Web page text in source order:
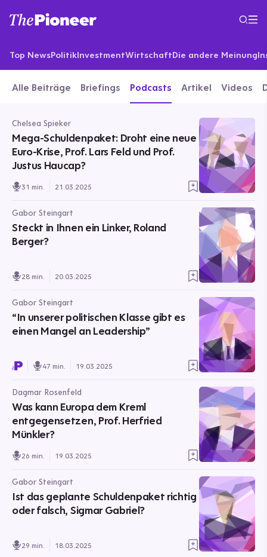
Top NewsPolitikInvestmentWirtschaftDie andere Meinung
Alle Beiträge Briefings Podcasts Artikel Videos
Chelsea Spieker
Mega-Schuldenpaket: Droht eine neue
Euro-Krise, Prof. Lars Feld und Prof.
Justus Haucap?
31 min. 21.03.2025
Gabor Steingart
Steckt in Ihnen ein Linker, Roland
Berger?
28 min. 20.03.2025
Gabor Steingart
“In unserer politischen Klasse gibt es
einen Mangel an Leadership”
47 min. 19.03.2025
Dagmar Rosenfeld
Was kann Europa dem Kreml
entgegensetzen, Prof. Herfried
Münkler?
26 min. 19.03.2025
Gabor Steingart
Ist das geplante Schuldenpaket richtig
oder falsch, Sigmar Gabriel?
29 min. 18.03.2025